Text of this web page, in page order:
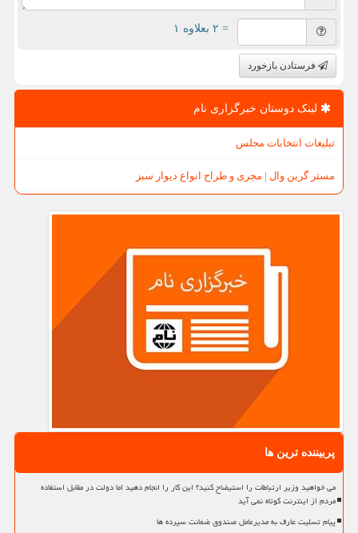
= ۲ بعلاوه ۱
فرستادن بازخورد
لینک دوستان خبرگزاری نام
تبلیغات انتخابات مجلس
مستر گرین وال | مجری و طراح انواع دیوار سبز
پربیننده ترین ها
می خواهید وزیر ارتباطات را استیضاح کنید؟ این کار را انجام دهید اما دولت در مقابل استفاده
مردم از اینترنت کوتاه نمی آید
پیام تسلیت عارف به مدیرعامل صندوق ضمانت سپرده ها